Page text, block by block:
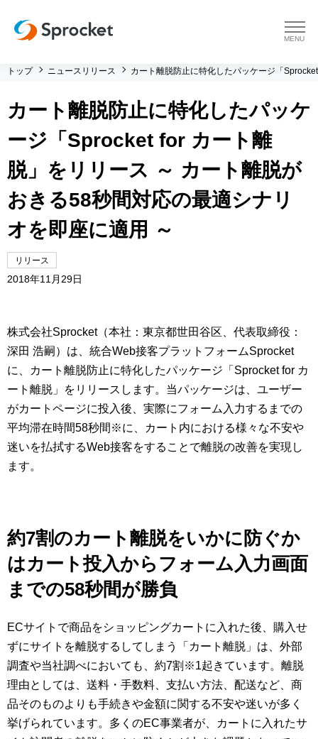
menu
プラットフォーム トップ
コンサルティング
運用支援 トップ
メソッド トップ
導入事例
よくある質問
会社情報
会社情報 トップ
メンバー紹介
採用情報
創業の想い
ロゴマーク
セミナー・イベント
トップ ニュースリリース カート離脱防止に特化したパッケージ「
カート離脱防止に特化したパッケ
ージ「Sprocket for カート離
脱」をリリース ～ カート離脱が
おきる58秒間対応の最適シナリ
オを即座に適用 ～
リリース
2018年11月29日
株式会社Sprocket（本社：東京都世田谷区、代表取締役：
深田 浩嗣）は、統合Web接客プラットフォームSprocket
に、カート離脱防止に特化したパッケージ「Sprocket for カ
ート離脱」をリリースします。当パッケージは、ユーザー
がカートページに投入後、実際にフォーム入力するまでの
平均滞在時間58秒間※に、カート内における様々な不安や
迷いを払拭するWeb接客をすることで離脱の改善を実現し
ます。
約7割のカート離脱をいかに防ぐか
はカート投入からフォーム入力画面
までの58秒間が勝負
ECサイトで商品をショッピングカートに入れた後、購入せ
ずにサイトを離脱するしてしまう「カート離脱」は、外部
調査や当社調べにおいても、約7割※1起きています。離脱
理由としては、送料・手数料、支払い方法、配送など、商
品そのものよりも手続きや金額に関する不安や迷いが多く
挙げられています。多くのEC事業者が、カートに入れたサ